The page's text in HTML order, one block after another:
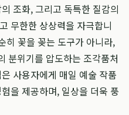
조화, 그리고 독특한 질감의
무한한 상상력을 자극합니
히 꽃을 꽂는 도구가 아니라,
분위기를 압도하는 조각품처
사용자에게 매일 예술 작품
을 제공하며, 일상을 더욱 풍